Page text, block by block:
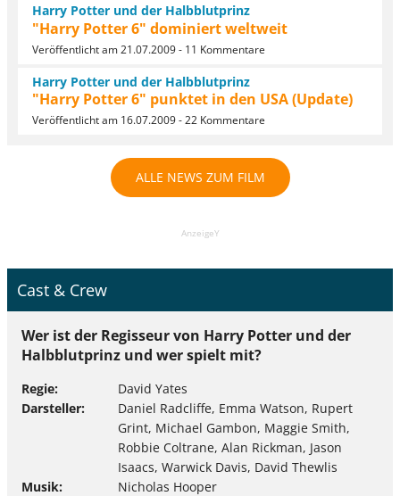
Harry Potter und der Halbblutprinz
"Harry Potter 6" dominiert weltweit
Veröffentlicht am 21.07.2009 - 11 Kommentare
Harry Potter und der Halbblutprinz
"Harry Potter 6" punktet in den USA (Update)
Veröffentlicht am 16.07.2009 - 22 Kommentare
ALLE NEWS ZUM FILM
AnzeigeY
Cast & Crew
Wer ist der Regisseur von Harry Potter und der
Halbblutprinz und wer spielt mit?
Regie
David Yates
Darsteller
Daniel Radcliffe, Emma Watson, Rupert
Grint, Michael Gambon, Maggie Smith,
Robbie Coltrane, Alan Rickman, Jason
Isaacs, Warwick Davis, David Thewlis
Musik
Nicholas Hooper